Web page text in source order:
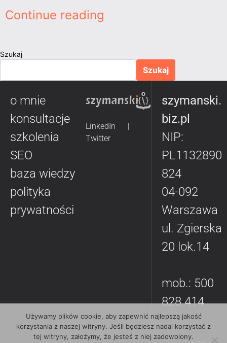
Continue reading
Szukaj
Szukaj
o mnie
konsultacje
szkolenia
SEO
baza wiedzy
polityka
prywatności
LinkedIn
Twitter
szymanski.
biz.pl
NIP:
PL1132890
824
04-092
Warszawa
ul. Zgierska
20 lok.14
mob.: 500
828 414
Używamy plików cookie, aby zapewnić najlepszą jakość
korzystania z naszej witryny. Jeśli będziesz nadal korzystać z
tej witryny, założymy, że jesteś z niej zadowolony.